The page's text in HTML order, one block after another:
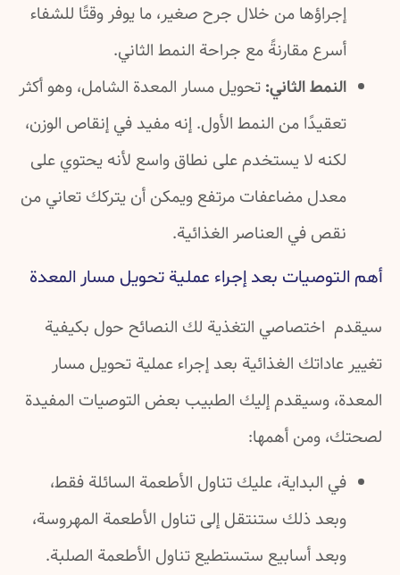
إجراؤها من خلال جرح صغير، ما يوفر وقتًا للشفاء
أسرع مقارنةً مع جراحة النمط الثاني.
النمط الثاني: تحويل مسار المعدة الشامل، وهو أكثر
تعقيدًا من النمط الأول. إنه مفيد في إنقاص الوزن،
لكنه لا يستخدم على نطاق واسع لأنه يحتوي على
معدل مضاعفات مرتفع ويمكن أن يتركك تعاني من
نقص في العناصر الغذائية.
أهم التوصيات بعد إجراء عملية تحويل مسار المعدة
سيقدم اختصاصي التغذية لك النصائح حول بكيفية
تغيير عاداتك الغذائية بعد إجراء عملية تحويل مسار
المعدة، وسيقدم إليك الطبيب بعض التوصيات المفيدة
لصحتك، ومن أهمها:
في البداية، عليك تناول الأطعمة السائلة فقط،
وبعد ذلك ستنتقل إلى تناول الأطعمة المهروسة،
وبعد أسابيع ستستطيع تناول الأطعمة الصلبة.